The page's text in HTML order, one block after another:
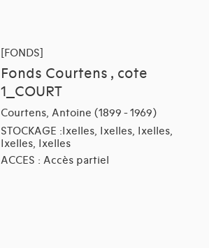
[FONDS]
Fonds Courtens , cote
1_COURT
Courtens, Antoine (1899 - 1969)
STOCKAGE :Ixelles, Ixelles, Ixelles,
Ixelles, Ixelles
ACCES : Accès partiel